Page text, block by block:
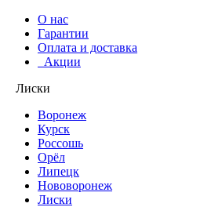
О нас
Гарантии
Оплата и доставка
Акции
Лиски
Воронеж
Курск
Россошь
Орёл
Липецк
Нововоронеж
Лиски